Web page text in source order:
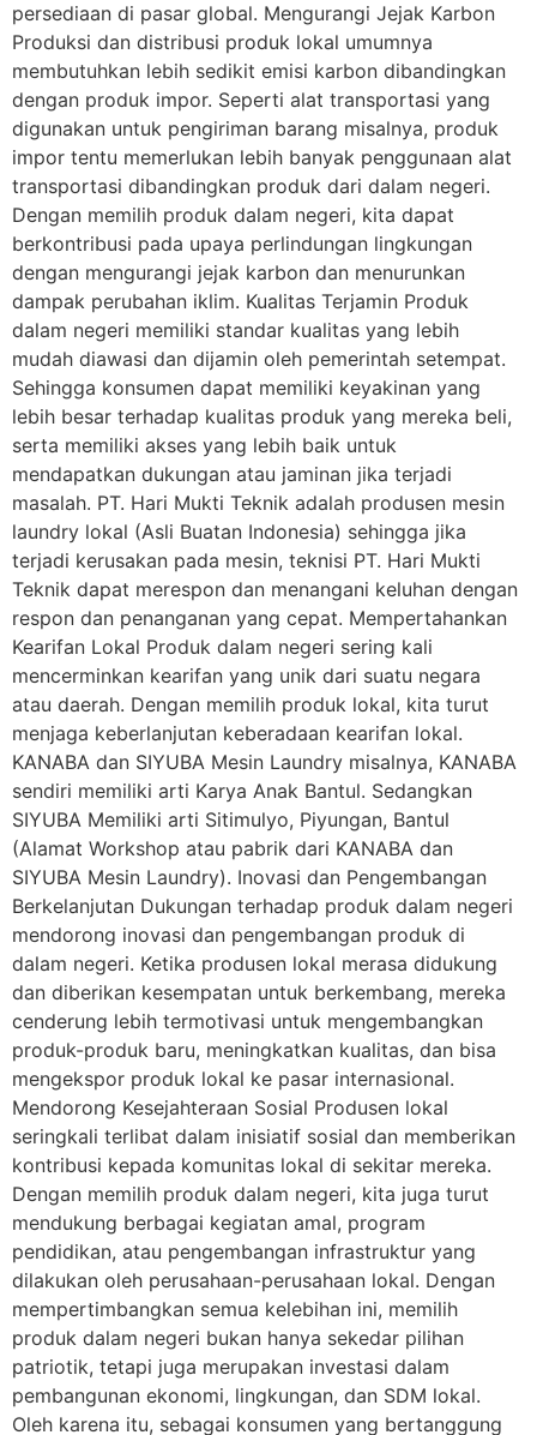
persediaan di pasar global. Mengurangi Jejak Karbon
Produksi dan distribusi produk lokal umumnya
membutuhkan lebih sedikit emisi karbon dibandingkan
dengan produk impor. Seperti alat transportasi yang
digunakan untuk pengiriman barang misalnya, produk
impor tentu memerlukan lebih banyak penggunaan alat
transportasi dibandingkan produk dari dalam negeri.
Dengan memilih produk dalam negeri, kita dapat
berkontribusi pada upaya perlindungan lingkungan
dengan mengurangi jejak karbon dan menurunkan
dampak perubahan iklim. Kualitas Terjamin Produk
dalam negeri memiliki standar kualitas yang lebih
mudah diawasi dan dijamin oleh pemerintah setempat.
Sehingga konsumen dapat memiliki keyakinan yang
lebih besar terhadap kualitas produk yang mereka beli,
serta memiliki akses yang lebih baik untuk
mendapatkan dukungan atau jaminan jika terjadi
masalah. PT. Hari Mukti Teknik adalah produsen mesin
laundry lokal (Asli Buatan Indonesia) sehingga jika
terjadi kerusakan pada mesin, teknisi PT. Hari Mukti
Teknik dapat merespon dan menangani keluhan dengan
respon dan penanganan yang cepat. Mempertahankan
Kearifan Lokal Produk dalam negeri sering kali
mencerminkan kearifan yang unik dari suatu negara
atau daerah. Dengan memilih produk lokal, kita turut
menjaga keberlanjutan keberadaan kearifan lokal.
KANABA dan SIYUBA Mesin Laundry misalnya, KANABA
sendiri memiliki arti Karya Anak Bantul. Sedangkan
SIYUBA Memiliki arti Sitimulyo, Piyungan, Bantul
(Alamat Workshop atau pabrik dari KANABA dan
SIYUBA Mesin Laundry). Inovasi dan Pengembangan
Berkelanjutan Dukungan terhadap produk dalam negeri
mendorong inovasi dan pengembangan produk di
dalam negeri. Ketika produsen lokal merasa didukung
dan diberikan kesempatan untuk berkembang, mereka
cenderung lebih termotivasi untuk mengembangkan
produk-produk baru, meningkatkan kualitas, dan bisa
mengekspor produk lokal ke pasar internasional.
Mendorong Kesejahteraan Sosial Produsen lokal
seringkali terlibat dalam inisiatif sosial dan memberikan
kontribusi kepada komunitas lokal di sekitar mereka.
Dengan memilih produk dalam negeri, kita juga turut
mendukung berbagai kegiatan amal, program
pendidikan, atau pengembangan infrastruktur yang
dilakukan oleh perusahaan-perusahaan lokal. Dengan
mempertimbangkan semua kelebihan ini, memilih
produk dalam negeri bukan hanya sekedar pilihan
patriotik, tetapi juga merupakan investasi dalam
pembangunan ekonomi, lingkungan, dan SDM lokal.
Oleh karena itu, sebagai konsumen yang bertanggung